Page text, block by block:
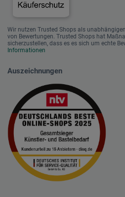
Wir nutzen Trusted Shops als
von Bewertungen. Trusted Shops hat
sicherzustellen, dass es es sich um echte
Informationen
Auszeichnungen